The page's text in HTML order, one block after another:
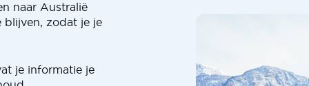
naar Australië
blijven, zodat je je
je informatie je